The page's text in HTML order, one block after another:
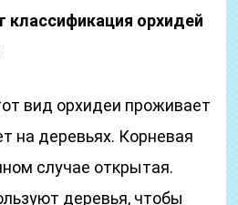
классификация орхидей
вид орхидеи проживает
на деревьях. Корневая
случае открытая.
деревья, чтобы